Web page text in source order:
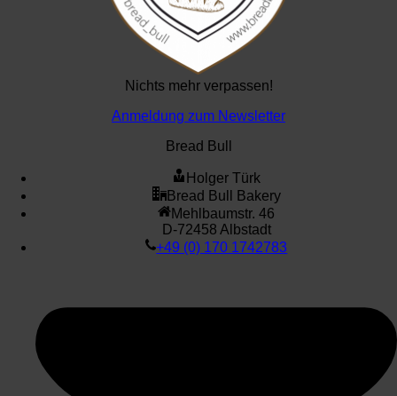
Nichts mehr verpassen!
Anmeldung zum Newsletter
Bread Bull
Holger Türk
Bread Bull Bakery
Mehlbaumstr. 46
D-72458 Albstadt
+49 (0) 170 1742783